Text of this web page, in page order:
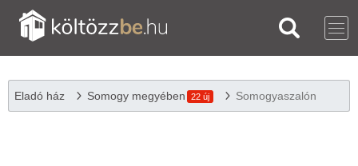
Eladó ház Somogy megyében 22 új Somogyaszalón